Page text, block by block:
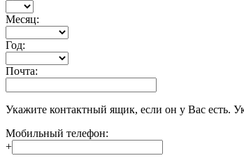
Месяц:
Год:
Почта:
Укажите контактный ящик, если он у Вас есть.
Мобильный телефон:
+